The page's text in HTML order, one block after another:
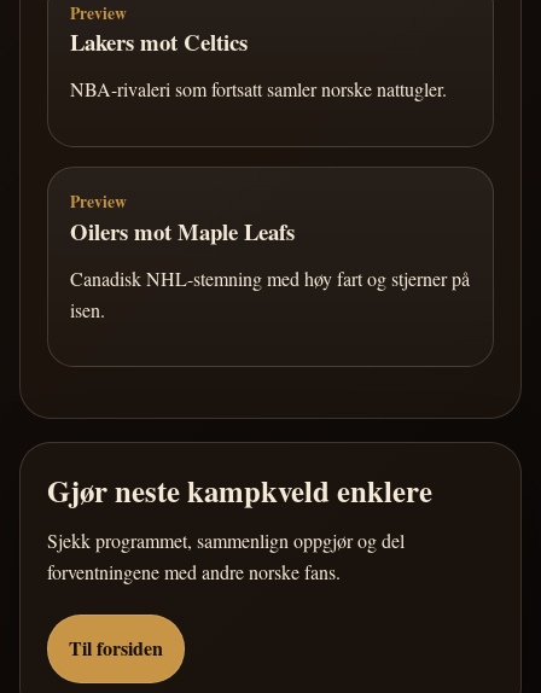
Preview
Lakers mot Celtics
NBA-rivaleri som fortsatt samler norske nattugler.
Preview
Oilers mot Maple Leafs
Canadisk NHL-stemning med høy fart og stjerner på
isen.
Gjør neste kampkveld enklere
Sjekk programmet, sammenlign oppgjør og del
forventningene med andre norske fans.
Til forsiden